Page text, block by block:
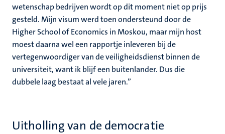
wetenschap bedrijven wordt op dit moment niet op prijs
gesteld. Mijn visum werd toen ondersteund door de
Higher School of Economics in Moskou, maar mijn host
moest daarna wel een rapportje inleveren bij de
vertegenwoordiger van de veiligheidsdienst binnen de
universiteit, want ik blijf een buitenlander. Dus die
dubbele laag bestaat al vele jaren.”
Uitholling van de democratie